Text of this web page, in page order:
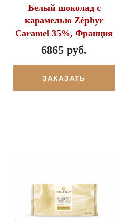
Белый шоколад с
карамелью Zéphyr
Caramel 35%, Франция
6865 руб.
ЗАКАЗАТЬ